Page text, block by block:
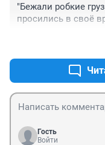
"Бежали робкие
просились в своё
Гость
Войти